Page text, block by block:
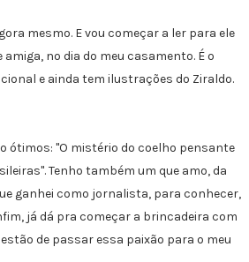
mesmo. E vou começar a ler para ele
no dia do meu casamento. É o
e ainda tem ilustrações do Ziraldo.
ótimos: "O mistério do coelho pensante
Tenho também um que amo, da
ganhei como jornalista, para conhecer,
já dá pra começar a brincadeira com
de passar essa paixão para o meu